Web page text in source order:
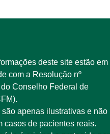
deste site estão em
com a Resolução nº
do Conselho Federal de
apenas ilustrativas e não
casos de pacientes reais.